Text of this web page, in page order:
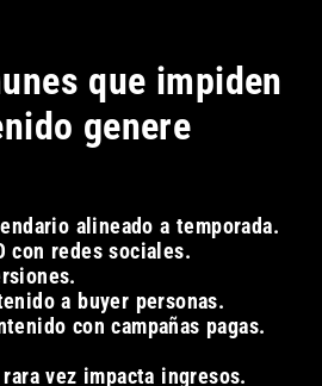
que impiden
genere
alineado a temporada.
con redes sociales.
a buyer personas.
con campañas pagas.
vez impacta ingresos.